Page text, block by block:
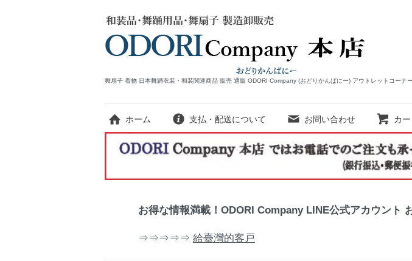
舞扇子 着物 日本舞踊衣装・和装関連商品 販売 通販 ODORI Company (おどりかんぱにー) アウトレットコーナ
ホーム 支払・配送について お問い合わせ カ
お得な情報満載！ODORI Company LINE公式アカウ
⇒⇒⇒⇒⇒ 給臺灣的客戸